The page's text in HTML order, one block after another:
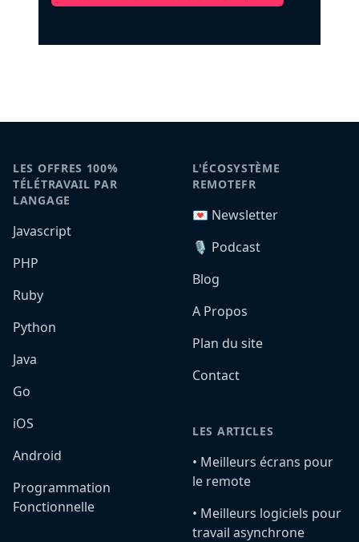
LES OFFRES 100%
TÉLÉTRAVAIL PAR
LANGAGE
Javascript
PHP
Ruby
Python
Java
Go
iOS
Android
Programmation
Fonctionnelle
L'ÉCOSYSTÈME
REMOTEFR
💌 Newsletter
🎙️ Podcast
Blog
A Propos
Plan du site
Contact
LES ARTICLES
•️ Meilleurs écrans pour
le remote
•️ Meilleurs logiciels pour
travail asynchrone